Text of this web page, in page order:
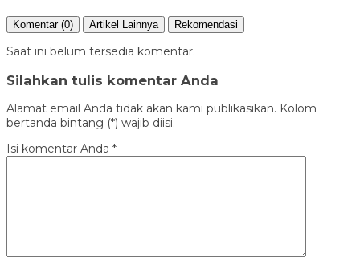
Komentar (0) Artikel Lainnya Rekomendasi
Saat ini belum tersedia komentar.
Silahkan tulis komentar Anda
Alamat email Anda tidak akan kami publikasikan. Kolom
bertanda bintang (*) wajib diisi.
Isi komentar Anda *